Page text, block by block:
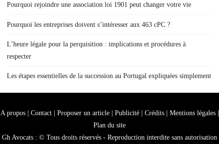
Pourquoi rejoindre une association loi 1901 peut changer votre vie
Pourquoi les entreprises doivent s’intéresser aux 463 cPC ?
L’heure légale pour la perquisition : implications et procédures à
respecter
Les étapes essentielles de la succession au Portugal expliquées simplement
A propos | Contact | Proposer un article | Publicité | Crédits | Mentions légales |
Plan du site
Gh Avocats : © Tous droits réservés - Reproduction interdite sans autorisation